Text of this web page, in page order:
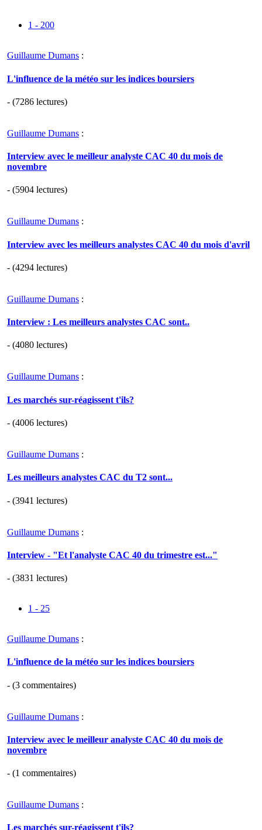
1 - 200
Guillaume Dumans :
L'influence de la météo sur les indices boursiers
- (7286 lectures)
Guillaume Dumans :
Interview avec le meilleur analyste CAC 40 du mois de
novembre
- (5904 lectures)
Guillaume Dumans :
Interview avec les meilleurs analystes CAC 40 du mois d'avril
- (4294 lectures)
Guillaume Dumans :
Interview : Les meilleurs analystes CAC sont..
- (4080 lectures)
Guillaume Dumans :
Les marchés sur-réagissent t'ils?
- (4006 lectures)
Guillaume Dumans :
Les meilleurs analystes CAC du T2 sont...
- (3941 lectures)
Guillaume Dumans :
Interview - "Et l'analyste CAC 40 du trimestre est..."
- (3831 lectures)
1 - 25
Guillaume Dumans :
L'influence de la météo sur les indices boursiers
- (3 commentaires)
Guillaume Dumans :
Interview avec le meilleur analyste CAC 40 du mois de
novembre
- (1 commentaires)
Guillaume Dumans :
Les marchés sur-réagissent t'ils?